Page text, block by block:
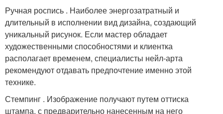
Ручная роспись . Наиболее энергозатратный и
длительный в исполнении вид дизайна, создающий
уникальный рисунок. Если мастер обладает
художественными способностями и клиентка
располагает временем, специалисты нейл-арта
рекомендуют отдавать предпочтение именно этой
технике.
Стемпинг . Изображение получают путем оттиска
штампа, с предварительно нанесенным на него